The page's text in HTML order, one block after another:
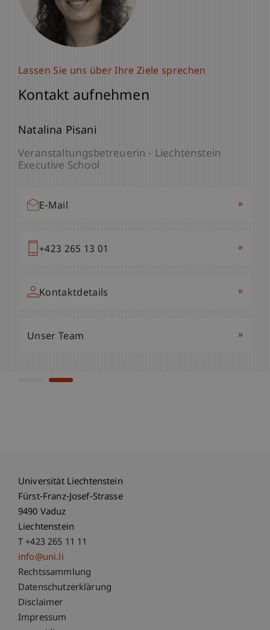
Lassen Sie uns über Ihre Ziele sprechen
Kontakt aufnehmen
Mag. iur. Petra Schwärzler
Operative Leiterin - Liechtenstein Executive
School
E-Mail »
+423 265 13 79 »
Kontaktdetails »
Unser Team »
Lassen Sie uns über Ihre Ziele sprechen
Kontakt aufnehmen
Natalina Pisani
Veranstaltungsbetreuerin - Liechtenstein
Executive School
E-Mail »
+423 265 13 01 »
Kontaktdetails »
Unser Team »
Universität Liechtenstein
Fürst-Franz-Josef-Strasse
9490 Vaduz
Liechtenstein
T +423 265 11 11
info@uni.li
Fußzeile Rechtliche Hinweise
Rechtssammlung
Datenschutzerklärung
Disclaimer
Impressum